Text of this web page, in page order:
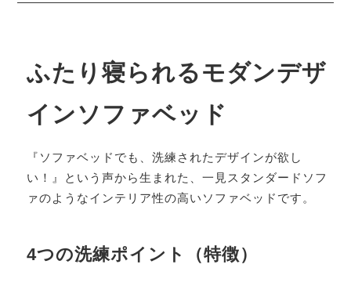
ふたり寝られるモダンデザ
インソファベッド
『ソファベッドでも、洗練されたデザインが欲し
い！』という声から生まれた、一見スタンダードソフ
ァのようなインテリア性の高いソファベッドです。
4つの洗練ポイント（特徴）